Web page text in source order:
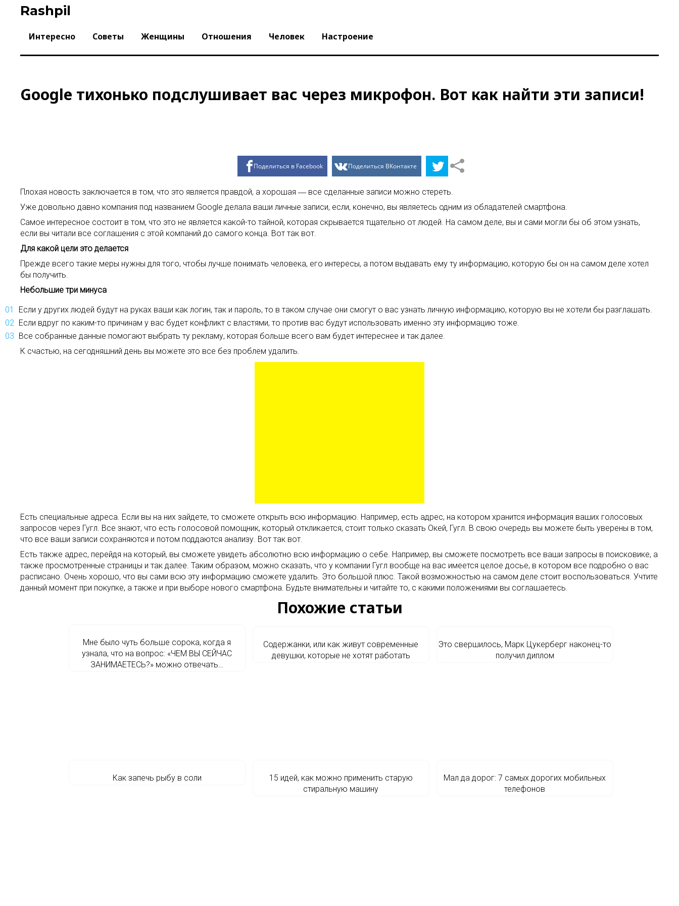
Rashpil
Интересно Советы Женщины Отношения Человек Настроение
Google тихонько подслушивает вас через микрофон. Вот как найти эти записи!
Поделиться в Facebook Поделиться ВКонтакте
Плохая новость заключается в том, что это является правдой, а хорошая ― все сделанные записи можно стереть.
Уже довольно давно компания под названием Google делала ваши личные записи, если, конечно, вы являетесь одним из обладателей смартфона.
Самое интересное состоит в том, что это не является какой-то тайной, которая скрывается тщательно от людей. На самом деле, вы и сами могли бы об этом узнать,
если вы читали все соглашения с этой компаний до самого конца. Вот так вот.
Для какой цели это делается
Прежде всего такие меры нужны для того, чтобы лучше понимать человека, его интересы, а потом выдавать ему ту информацию, которую бы он на самом деле хотел
бы получить.
Небольшие три минуса
Если у других людей будут на руках ваши как логин, так и пароль, то в таком случае они смогут о вас узнать личную информацию, которую вы не хотели бы разглашать.
Если вдруг по каким-то причинам у вас будет конфликт с властями, то против вас будут использовать именно эту информацию тоже.
Все собранные данные помогают выбрать ту рекламу, которая больше всего вам будет интереснее и так далее.
К счастью, на сегодняшний день вы можете это все без проблем удалить.
Есть специальные адреса. Если вы на них зайдете, то сможете открыть всю информацию. Например, есть адрес, на котором хранится информация ваших голосовых
запросов через Гугл. Все знают, что есть голосовой помощник, который откликается, стоит только сказать Окей, Гугл. В свою очередь вы можете быть уверены в том,
что все ваши записи сохраняются и потом поддаются анализу. Вот так вот.
Есть также адрес, перейдя на который, вы сможете увидеть абсолютно всю информацию о себе. Например, вы сможете посмотреть все ваши запросы в поисковике, а
также просмотренные страницы и так далее. Таким образом, можно сказать, что у компании Гугл вообще на вас имеется целое досье, в котором все подробно о вас
расписано. Очень хорошо, что вы сами всю эту информацию сможете удалить. Это большой плюс. Такой возможностью на самом деле стоит воспользоваться. Учтите
данный момент при покупке, а также и при выборе нового смартфона. Будьте внимательны и читайте то, с какими положениями вы соглашаетесь.
Похожие статьи
Мне было чуть больше сорока, когда я
узнала, что на вопрос: «ЧЕМ ВЫ СЕЙЧАС
ЗАНИМАЕТЕСЬ?» можно отвечать…
Содержанки, или как живут современные
девушки, которые не хотят работать
Это свершилось, Марк Цукерберг наконец-то
получил диплом
Как запечь рыбу в соли
15 идей, как можно применить старую
стиральную машину
Мал да дорог: 7 самых дорогих мобильных
телефонов